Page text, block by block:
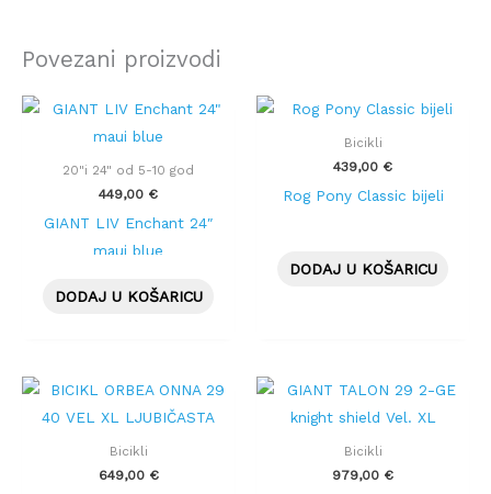
Povezani proizvodi
20"i 24" od 5-10 god
449,00 €
GIANT LIV Enchant 24″
maui blue
DODAJ U KOŠARICU
Bicikli
439,00 €
Rog Pony Classic bijeli
DODAJ U KOŠARICU
Bicikli
649,00 €
Bicikli
979,00 €